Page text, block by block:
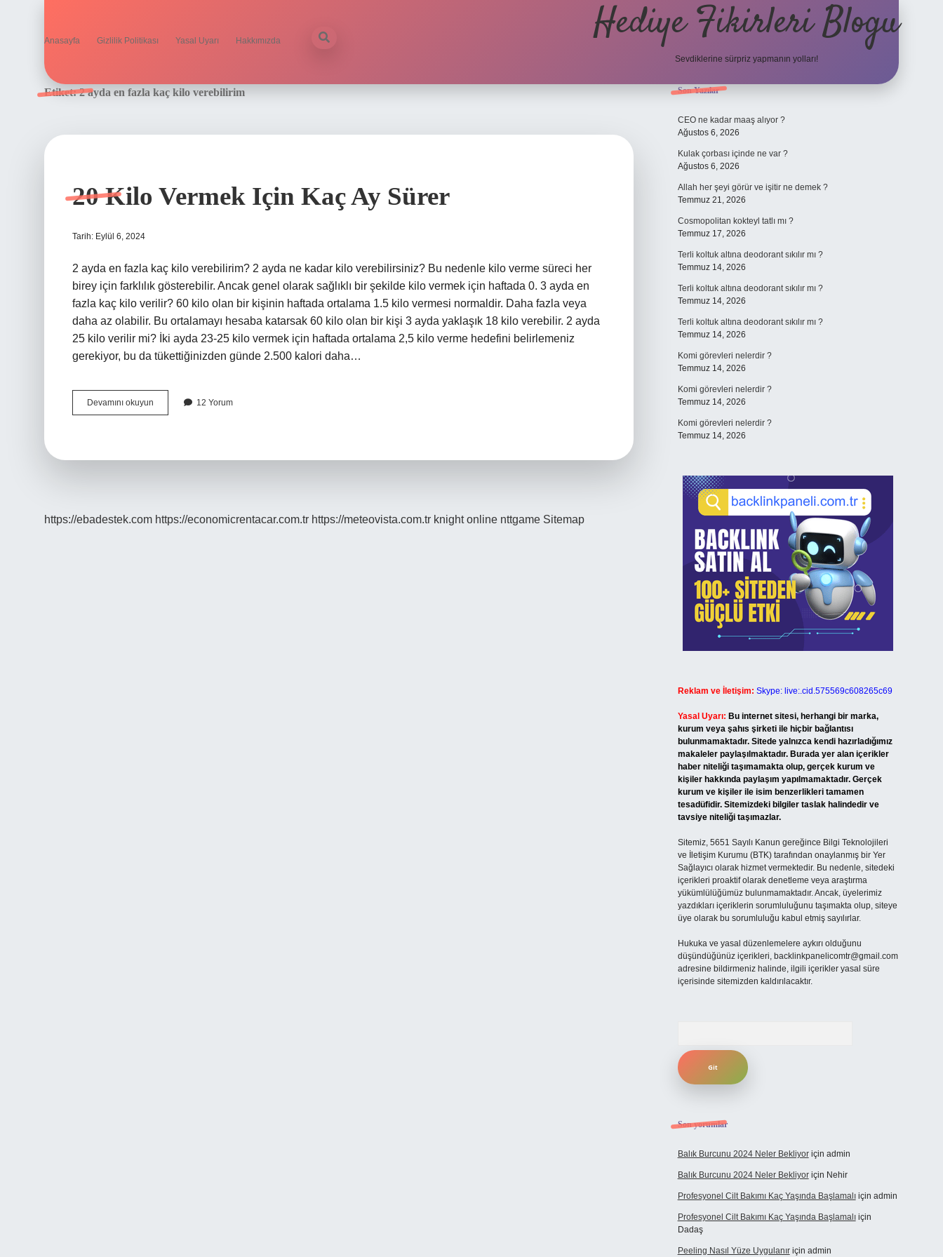
Anasayfa Gizlilik Politikası Yasal Uyarı Hakkımızda Hediye Fikirleri Blogu
Sevdiklerine sürpriz yapmanın yolları!
Etiket:2 ayda en fazla kaç kilo verebilirim
20 Kilo Vermek Için Kaç Ay Sürer
Tarih: Eylül 6, 2024
2 ayda en fazla kaç kilo verebilirim? 2 ayda ne kadar kilo verebilirsiniz? Bu nedenle kilo verme süreci her
birey için farklılık gösterebilir. Ancak genel olarak sağlıklı bir şekilde kilo vermek için haftada 0. 3 ayda en
fazla kaç kilo verilir? 60 kilo olan bir kişinin haftada ortalama 1.5 kilo vermesi normaldir. Daha fazla veya
daha az olabilir. Bu ortalamayı hesaba katarsak 60 kilo olan bir kişi 3 ayda yaklaşık 18 kilo verebilir. 2 ayda
25 kilo verilir mi? İki ayda 23-25 ​​kilo vermek için haftada ortalama 2,5 kilo verme hedefini belirlemeniz
gerekiyor, bu da tükettiğinizden günde 2.500 kalori daha…
Devamını okuyun
Kilo
12 Yorum
https://ebadestek.com https://economicrentacar.com.tr https://meteovista.com.tr knight online nttgame Sitemap
Sidebar
Son Yazılar
CEO ne kadar maaş alıyor ?
Ağustos 6, 2026
Kulak çorbası içinde ne var ?
Ağustos 6, 2026
Allah her şeyi görür ve işitir ne demek ?
Temmuz 21, 2026
Cosmopolitan kokteyl tatlı mı ?
Temmuz 17, 2026
Terli koltuk altına deodorant sıkılır mı ?
Temmuz 14, 2026
Terli koltuk altına deodorant sıkılır mı ?
Temmuz 14, 2026
Terli koltuk altına deodorant sıkılır mı ?
Temmuz 14, 2026
Komi görevleri nelerdir ?
Temmuz 14, 2026
Komi görevleri nelerdir ?
Temmuz 14, 2026
Komi görevleri nelerdir ?
Temmuz 14, 2026
Reklam ve İletişim: Skype: live:.cid.575569c608265c69
Yasal Uyarı: Bu internet sitesi, herhangi bir marka,
kurum veya şahıs şirketi ile hiçbir bağlantısı
bulunmamaktadır. Sitede yalnızca kendi hazırladığımız
makaleler paylaşılmaktadır. Burada yer alan içerikler
haber niteliği taşımamakta olup, gerçek kurum ve
kişiler hakkında paylaşım yapılmamaktadır. Gerçek
kurum ve kişiler ile isim benzerlikleri tamamen
tesadüfidir. Sitemizdeki bilgiler taslak halindedir ve
tavsiye niteliği taşımazlar.
Sitemiz, 5651 Sayılı Kanun gereğince Bilgi Teknolojileri
ve İletişim Kurumu (BTK) tarafından onaylanmış bir Yer
Sağlayıcı olarak hizmet vermektedir. Bu nedenle, sitedeki
içerikleri proaktif olarak denetleme veya araştırma
yükümlülüğümüz bulunmamaktadır. Ancak, üyelerimiz
yazdıkları içeriklerin sorumluluğunu taşımakta olup, siteye
üye olarak bu sorumluluğu kabul etmiş sayılırlar.
Hukuka ve yasal düzenlemelere aykırı olduğunu
düşündüğünüz içerikleri, backlinkpanelicomtr@gmail.com
adresine bildirmeniz halinde, ilgili içerikler yasal süre
içerisinde sitemizden kaldırılacaktır.
Son yorumlar
Balık Burcunu 2024 Neler Bekliyoriçin admin
Balık Burcunu 2024 Neler Bekliyoriçin Nehir
Profesyonel Cilt Bakımı Kaç Yaşında Başlamalıiçin admin
Profesyonel Cilt Bakımı Kaç Yaşında Başlamalıiçin
Dadaş
Peeling Nasıl Yüze Uygulanıriçin admin